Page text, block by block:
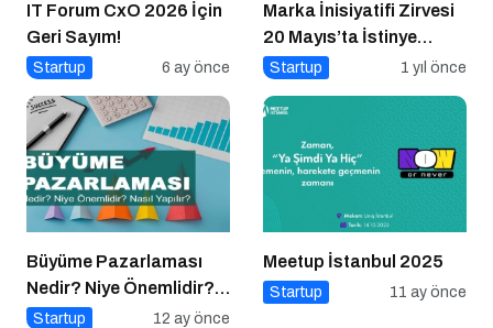
IT Forum CxO 2026 İçin
Geri Sayım!
Startup 6 ay önce
Marka İnisiyatifi Zirvesi
20 Mayıs’ta İstinye
Üniversitesi’nde!
Startup 1 yıl önce
Büyüme Pazarlaması
Nedir? Niye Önemlidir?
Growht Marketıng Nasıl
Startup 12 ay önce
Meetup İstanbul 2025
Startup 11 ay önce